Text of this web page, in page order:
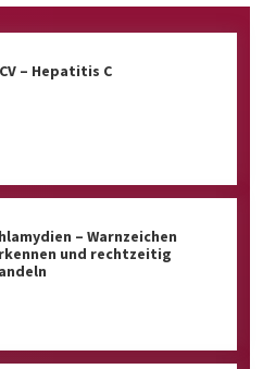
– Hepatitis C
– Warnzeichen
und rechtzeitig